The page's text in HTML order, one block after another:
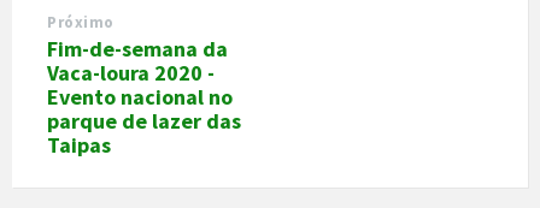
Próximo
Fim-de-semana da
Vaca-loura 2020 -
Evento nacional no
parque de lazer das
Taipas